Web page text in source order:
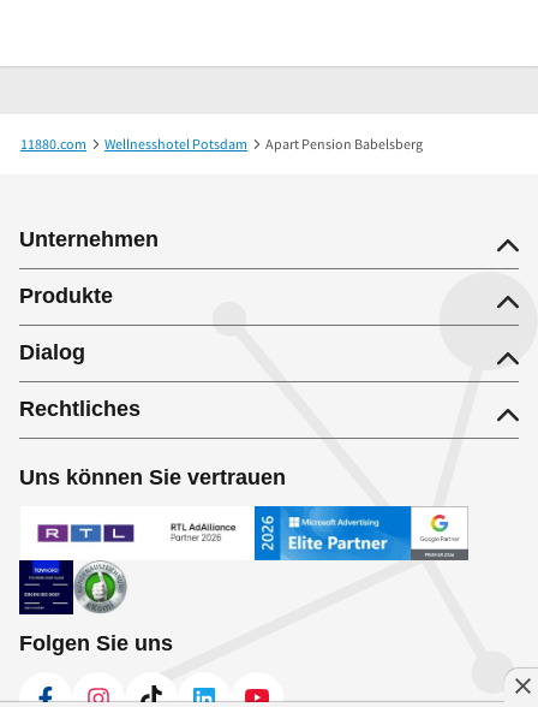
11880.com Wellnesshotel Potsdam Apart Pension Babelsberg
Unternehmen
Produkte
Dialog
Rechtliches
Uns können Sie vertrauen
Folgen Sie uns